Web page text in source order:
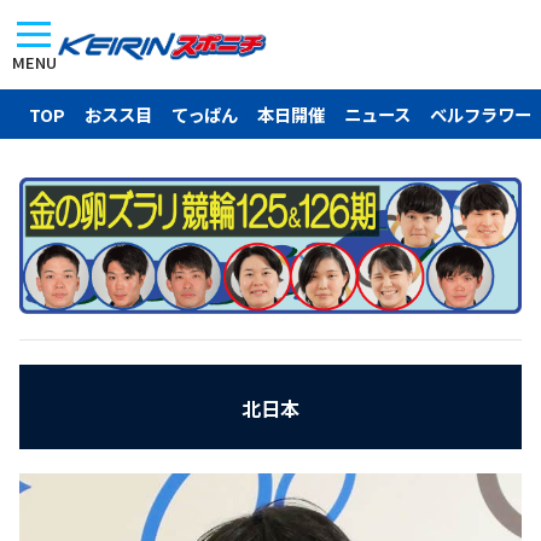
MENU
TOP おスス目 てっぱん 本日開催 ニュース ベルフラワー
北日本